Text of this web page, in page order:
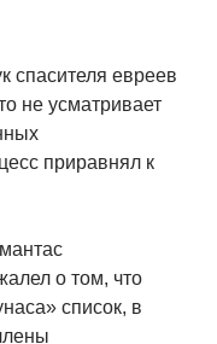
спасителя евреев
не усматривает
приравнял к
о том, что
список, в